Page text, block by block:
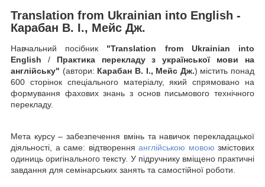
Translation from Ukrainian into English -
Карабан В. І., Мейс Дж.
Навчальний посібник "Translation from Ukrainian into
English / Практика перекладу з української мови на
англійську" (автори: Карабан В. І., Мейс Дж.) містить понад
600 сторінок спеціального матеріалу, який спрямовано на
формування фахових знань з основ письмового технічного
перекладу.
Мета курсу – забезпечення вмінь та навичок перекладацької
діяльності, а саме: відтворення англійською мовою змістових
одиниць оригінального тексту. У підручнику вміщено практичні
завдання для семінарських занять та самостійної роботи.